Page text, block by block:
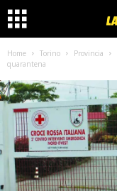
Home Torino Provincia
quarantena